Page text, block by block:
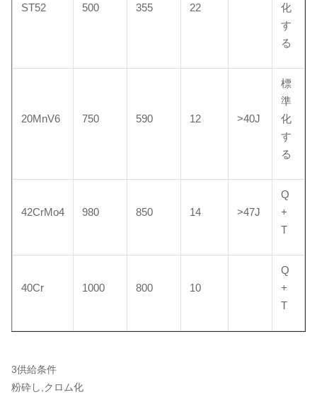
ST52 500 355 22
化
す
る
20MnV6 750 590 12 >40J
標
準
化
す
る
42CrMo4 980 850 14 >47J
Q
+
T
40Cr 1000 800 10
Q
+
T
3供給条件
粉砕し,クロム化